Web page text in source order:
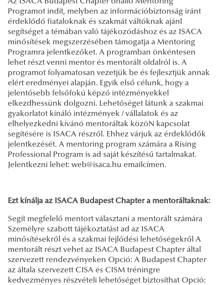
Programot indít, melyben az információbiztonság iránt
érdeklődő fiataloknak és szakmát váltóknak ajánl
segítséget a témában való tájékozódáshoz és az ISACA
minősítések megszerzésében támogatja a Mentoring
Programra jelentkezőket. A programban önkéntesen
lehet részt venni mentor és mentorált oldalról is. A
programot folyamatosan vezetjük be és fejlesztjük annak
elért eredményei alapján. Egyik első célunk, hogy a
jelentősebb felsőfokú képző intézményekkel
elkezdhessünk dolgozni. Lehetőséget látunk a szakmai
gyakorlatot kínáló intézmények / vállalatok és az
elhelyezkedni kívánó mentoráltak közöN kapcsolat
segítésére is ISACA részről. Ehhez várjuk az érdeklődők
jelentkezését. A mentoring program számára a Rising
Professional Program is ad saját készítésű tartalmakat.
Jelentkezni lehet: web@isaca.hu emailcímen.
Ezt kínálja az ISACA Budapest Chapter a mentoráltaknak:
Segít megfelelő mentort választani a mentorált számára
Személyre szabott tájékoztatást ad az ISACA
minősítésekről és a szakmai fejlődési lehetőségekről A
mentorált részt vehet az ISACA Budapest Chapter által
szervezett rendezvényeken Opció: A Budapest Chapter
az általa szervezett CISA és CISM tréningre
kedvezményes részvételi lehetőséget biztosíthat Opció: